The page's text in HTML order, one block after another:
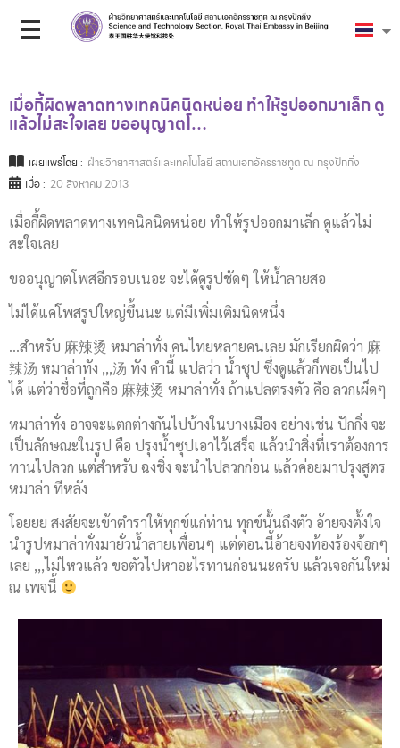
เมื่อกี้ผิดพลาดทางเทคนิคนิดหน่อย ทำให้รูปออกมาเล็ก ดู
แล้วไม่สะใจเลย ขออนุญาตโ…
เผยแพร่โดย : ฝ่ายวิทยาศาสตร์และเทคโนโลยี สถานเอกอัครราชทูต ณ กรุงปักกิ่ง
เมื่อ : 20 สิงหาคม 2013
เมื่อกี้ผิดพลาดทางเทคนิคนิดหน่อย ทำให้รูปออกมาเล็ก ดูแล้วไม่
สะใจเลย
ขออนุญาตโพสอีกรอบเนอะ จะได้ดูรูปชัดๆ ให้น้ำลายสอ
ไม่ได้แค่โพสรูปใหญ่ขึ้นนะ แต่มีเพิ่มเติมนิดหนึ่ง
…สำหรับ 麻辣烫 หมาล่าทั่ง คนไทยหลายคนเลย มักเรียกผิดว่า 麻
辣汤 หมาล่าทัง ,,,汤 ทัง คำนี้ แปลว่า น้ำซุป ซึ่งดูแล้วก็พอเป็นไป
ได้ แต่ว่าชื่อที่ถูกคือ 麻辣烫 หมาล่าทั่ง ถ้าแปลตรงตัว คือ ลวกเผ็ดๆ
หมาล่าทั่ง อาจจะแตกต่างกันไปบ้างในบางเมือง อย่างเช่น ปักกิ่ง จะ
เป็นลักษณะในรูป คือ ปรุงน้ำซุปเอาไว้เสร็จ แล้วนำสิ่งที่เราต้องการ
ทานไปลวก แต่สำหรับ ฉงชิ่ง จะนำไปลวกก่อน แล้วค่อยมาปรุงสูตร
หมาล่า ทีหลัง
โอยยย สงสัยจะเข้าตำราให้ทุกข์แก่ท่าน ทุกข์นั้นถึงตัว อ้ายจงตั้งใจ
นำรูปหมาล่าทั่งมายั่วน้ำลายเพื่อนๆ แต่ตอนนี้อ้ายจงท้องร้องจ้อกๆ
เลย ,,,ไม่ไหวแล้ว ขอตัวไปหาอะไรทานก่อนนะครับ แล้วเจอกันใหม่
ณ เพจนี้